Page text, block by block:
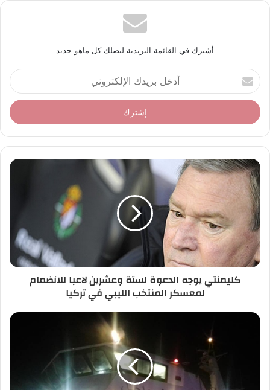
أشترك في القائمة البريدية ليصلك كل ماهو جديد
أ
د
خ
ل
ر
د
ك
ا
ل
إ
ل
ك
ت
ر
كليمنتي يوجه الدعوة لستة وعشرين لاعبا للانضمام
لمعسكر المنتخب الليبي في تركيا